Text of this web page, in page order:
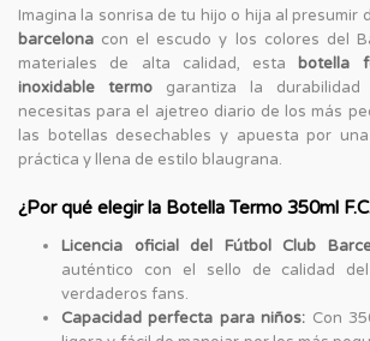
Imagina la sonrisa de tu hijo o hija al presumir
barcelona con el escudo y los colores del
materiales de alta calidad, estabotella
inoxidable termo garantiza la
necesitas para el ajetreo diario de los más
las botellas desechables y apuesta por
práctica y llena de estilo blaugrana.
¿Por qué elegir la Botella Termo 350ml
Licencia oficial del Fútbol Club
auténtico con el sello de calidad
verdaderos fans.
Capacidad perfecta para niños: Con